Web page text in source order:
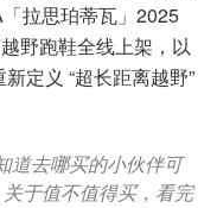
拉思珀蒂瓦」2025
野跑鞋全线上架，以
定义 “超长距离越野”
道去哪买的小伙伴可
于值不值得买，看完